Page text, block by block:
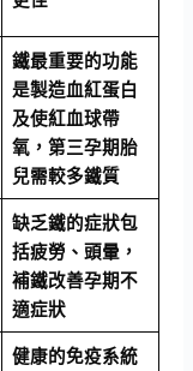
鐵最重要的功能
是製造血紅蛋白
及使紅血球帶
氧，第三孕期胎
兒需較多鐵質
缺乏鐵的症狀包
括疲勞、頭暈，
補鐵改善孕期不
適症狀
健康的免疫系統